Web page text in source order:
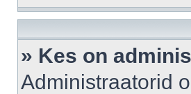
» Kes on
Administraatorid